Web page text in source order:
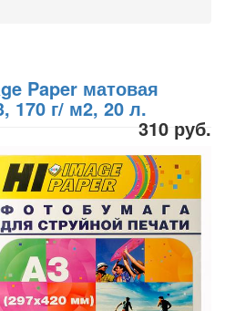
Paper матовая
170 г/ м2, 20 л.
310 руб.